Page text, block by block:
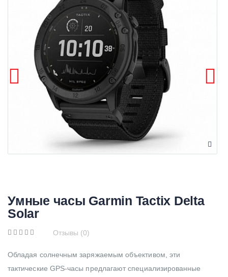
Умные часы Garmin Tactix Delta
Solar
Отзывы (0)
Обладая солнечным заряжаемым объективом, эти
тактические GPS-часы предлагают специализированные